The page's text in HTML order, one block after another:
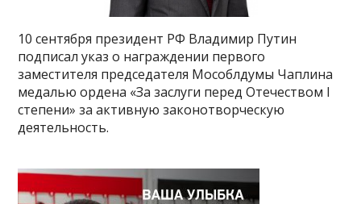
10 сентября президент РФ Владимир Путин
подписал указ о награждении первого
заместителя председателя Мособлдумы Чаплина
медалью ордена «За заслуги перед Отечеством I
степени» за активную законотворческую
деятельность.